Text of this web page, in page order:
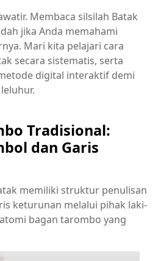
Membaca silsilah Batak
jika Anda memahami
Mari kita pelajari cara
secara sistematis, serta
digital interaktif demi
Tradisional:
dan Garis
memiliki struktur penulisan
keturunan melalui pihak laki-
bagan tarombo yang